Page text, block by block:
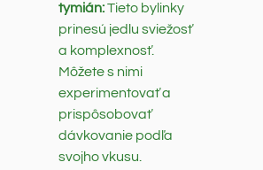
tymián:Tieto bylinky
prinesú jedlu sviežosť
a komplexnosť.
Môžete s nimi
experimentovať a
prispôsobovať
dávkovanie podľa
svojho vkusu.